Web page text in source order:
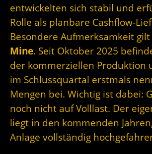
entwickelten sich stabil und
Rolle als planbare Cashflow-
Besondere Aufmerksamkeit
Mine. Seit Oktober 2025
der kommerziellen Produktion
im Schlussquartal erstmals
Mengen bei. Wichtig ist dabei:
noch nicht auf Volllast. Der
liegt in den kommenden
Anlage vollständig